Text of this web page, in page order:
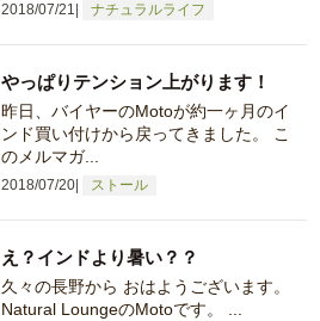
2018/07/21 ナチュラルライフ
2018/07/20 ストール
やっぱりテンション上がります！
昨日、バイヤーのMotoが約一ヶ月のイ
ンド買い付けから戻ってきました。 こ
のメルマガ...
え？インドより暑い？？
久々の長野から おはようございます。
Natural LoungeのMotoです。 ...